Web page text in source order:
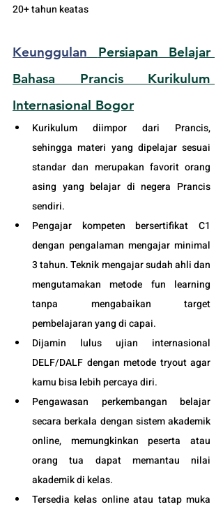
20+ tahun keatas
Keunggulan
Persiapan Belajar
Bahasa Prancis Kurikulum
Internasional Bogor
Kurikulum diimpor dari Prancis,
sehingga materi yang dipelajar sesuai
standar dan merupakan favorit orang
asing yang belajar di negera Prancis
sendiri.
Pengajar kompeten bersertifikat C1
dengan pengalaman mengajar minimal
3 tahun. Teknik mengajar sudah ahli dan
mengutamakan metode fun learning
tanpa mengabaikan target
pembelajaran yang di capai.
Dijamin lulus ujian internasional
DELF/DALF dengan metode tryout agar
kamu bisa lebih percaya diri.
Pengawasan perkembangan belajar
secara berkala dengan sistem akademik
online, memungkinkan peserta atau
orang tua dapat memantau nilai
akademik di kelas.
Tersedia kelas online atau tatap muka